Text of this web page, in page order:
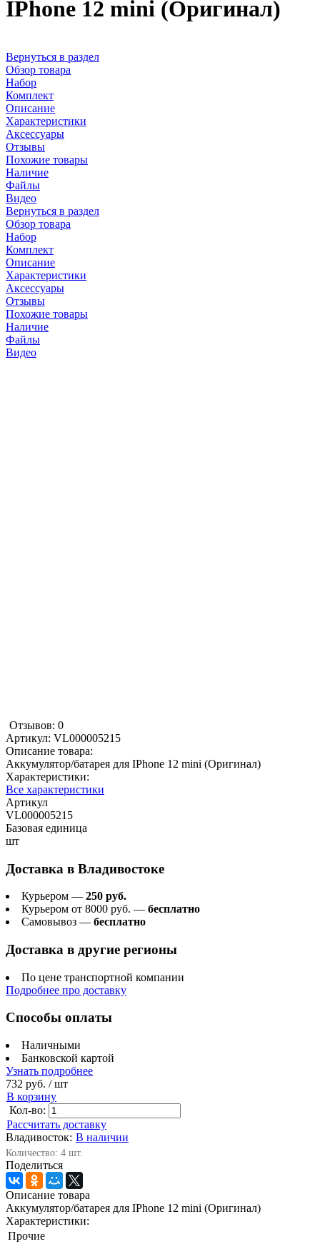
IPhone 12 mini (Оригинал)
Вернуться в раздел
Обзор товара
Набор
Комплект
Описание
Характеристики
Аксессуары
Отзывы
Похожие товары
Наличие
Файлы
Видео
Вернуться в раздел
Обзор товара
Набор
Комплект
Описание
Характеристики
Аксессуары
Отзывы
Похожие товары
Наличие
Файлы
Видео
Отзывов: 0
Артикул: VL000005215
Описание товара:
Аккумулятор/батарея для IPhone 12 mini (Оригинал)
Характеристики:
Все характеристики
Артикул
VL000005215
Базовая единица
шт
Доставка в Владивостоке
Курьером — 250 руб.
Курьером от 8000 руб. — бесплатно
Самовывоз — бесплатно
Доставка в другие регионы
По цене транспортной компании
Подробнее про доставку
Способы оплаты
Наличными
Банковской картой
Узнать подробнее
732 руб. / шт
В корзину
Кол-во:
Рассчитать доставку
Владивосток: В наличии
Количество: 4 шт.
Поделиться
Описание товара
Аккумулятор/батарея для IPhone 12 mini (Оригинал)
Характеристики:
Прочие